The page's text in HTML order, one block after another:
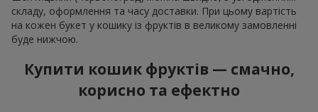
складу, оформлення та часу доставки. При цьому вартість
на кожен букет у кошику із фруктів в великому замовленні
буде нижчою.
Купити кошик фруктів — смачно,
корисно та ефектно